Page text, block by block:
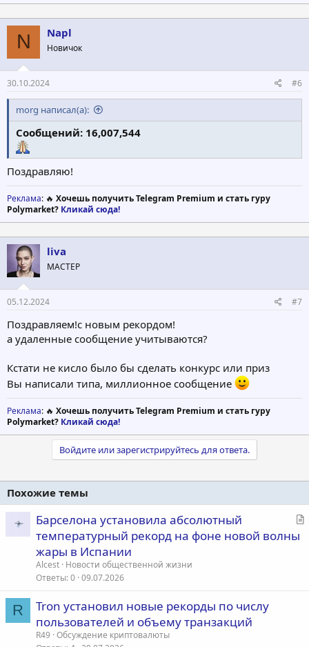
N Napl
Новичок
30.10.2024 #6
morg написал(а):
Сообщений: 16,007,544
Поздравляю!
Реклама: 🔥 Хочешь получить Telegram Premium и стать гуру
Polymarket? Кликай сюда!
liva
МАСТЕР
05.12.2024 #7
Поздравляем!с новым рекордом!
а удаленные сообщение учитываются?
Кстати не кисло было бы сделать конкурс или приз
Вы написали типа, миллионное сообщение
Реклама: 🔥 Хочешь получить Telegram Premium и стать гуру
Polymarket? Кликай сюда!
Войдите или зарегистрируйтесь для ответа.
Похожие темы
С
Барселона установила абсолютный
температурный рекорд на фоне новой волны
жары в Испании
Alcest Новости общественной жизни
Ответы 0 09.07.2026
R
Tron установил новые рекорды по числу
пользователей и объему транзакций
R49 Обсуждение криптовалюты